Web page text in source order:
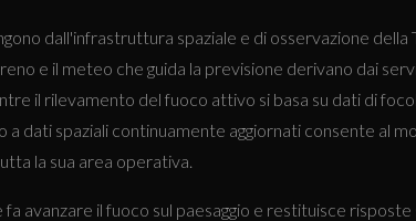
dall'infrastruttura spaziale e di osservazione della
e il meteo che guida la previsione derivano dai
il rilevamento del fuoco attivo si basa su dati di
dati spaziali continuamente aggiornati consente al
la sua area operativa.
avanzare il fuoco sul paesaggio e restituisce